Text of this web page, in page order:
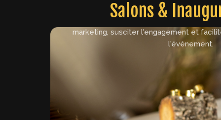
Salons &
Accroître la visibilité de l'événement en
renforçant l'image de l'entreprise. Un outil
marketing, susciter l'engagement et
l'événement.